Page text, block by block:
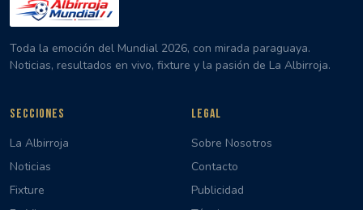
Toda la emoción del Mundial 2026, con mirada paraguaya.
Noticias, resultados en vivo, fixture y la pasión de La Albirroja.
SECCIONES
La Albirroja
Noticias
Fixture
LEGAL
Sobre Nosotros
Contacto
Publicidad